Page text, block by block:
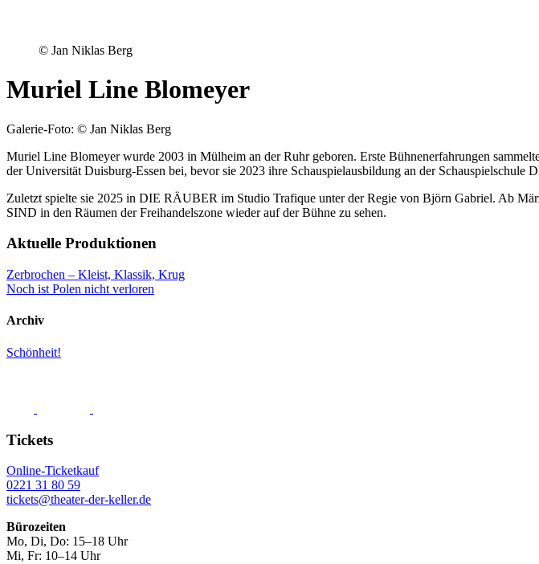
© Jan Niklas Berg
Muriel Line Blomeyer
Galerie-Foto: © Jan Niklas Berg
Muriel Line Blomeyer wurde 2003 in Mülheim an der Ruhr geboren. Erste Bühnenerfahrungen
der Universität Duisburg-Essen bei, bevor sie 2023 ihre Schauspielausbildung an der Schauspielschule
Zuletzt spielte sie 2025 in DIE RÄUBER im Studio Trafique unter der Regie von Björn Gabriel.
SIND in den Räumen der Freihandelszone wieder auf der Bühne zu sehen.
Aktuelle Produktionen
Zerbrochen – Kleist, Klassik, Krug
Noch ist Polen nicht verloren
Archiv
Schönheit!
Tickets
Online-Ticketkauf
0221 31 80 59
tickets@theater-der-keller.de
Bürozeiten
Mo, Di, Do: 15–18 Uhr
Mi, Fr: 10–14 Uhr